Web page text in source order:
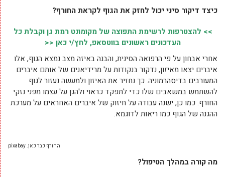
כיצד דיקור סיני יכול לחזק את הגוף לקראת החורף?
>> להצטרפות לרשימת התפוצה של מקומונט רמת גן וקבלת כל
העדכונים ראשונים בווטסאפ, לחץ/י כאן <<
אחרי אבחון על פי הרפואה הסינית, והבנה באיזה מצב נמצא הגוף, אלו
איברים יצאו מאיזון, נדקור בנקודות על מרידיאנים של אותם איברים
המעורבים בדיסהרמוניה. כך נחזיר את האיזון ולמעשה נעזור לגוף
להשתמש במשאבים שלו כדי לתפקד כראוי ולהגן על עצמו מפני נזקי
החורף. כמו כן, ישנה עבודה על חיזוק של איברים האחראים על מערכת
ההגנה של הגוף כמו ריאות לדוגמא.
החורף כבר כאן. pixabay
מה קורה במהלך הטיפול?